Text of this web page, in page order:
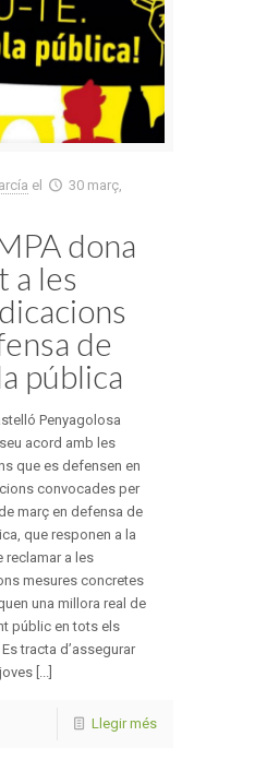
el
30 març,
dona
a les
de
pública
Penyagolosa
acord amb les
que es defensen en
convocades per
març en defensa de
que responen a la
reclamar a les
mesures concretes
una millora real de
públic en tots els
tracta d’assegurar
[...]
Llegir més